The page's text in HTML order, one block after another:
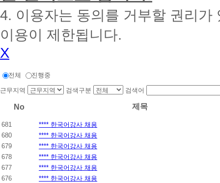
4. 이용자는 동의를 거부할 권리
이용이 제한됩니다.
X
전체 진행중
근무지역 검색구분 검색어
No 제목
681
**** 한국어강사 채용
680
**** 한국어강사 채용
679
**** 한국어강사 채용
678
**** 한국어강사 채용
677
**** 한국어강사 채용
676
**** 한국어강사 채용